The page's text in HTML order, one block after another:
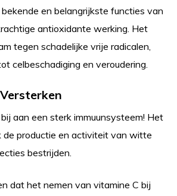
en belangrijkste functies van
antioxidante werking. Het
tegen schadelijke vrije radicalen,
celbeschadiging en veroudering.
aan een sterk immuunsysteem! Het
de productie en activiteit van witte
bestrijden.
dat het nemen van vitamine C bij